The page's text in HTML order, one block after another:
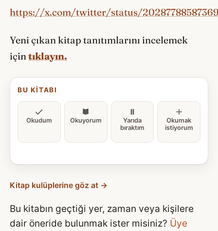
https://x.com/twitter/status/
Yeni çıkan kitap tanıtımlarını incelemek
için tıklayın.
BU KITABI
Okudum Okuyorum
Yarıda
bıraktım
Okumak
istiyorum
Kitap kulüplerine göz at →
Bu kitabın geçtiği yer, zaman veya kişilere
dair öneride bulunmak ister misiniz? Üye